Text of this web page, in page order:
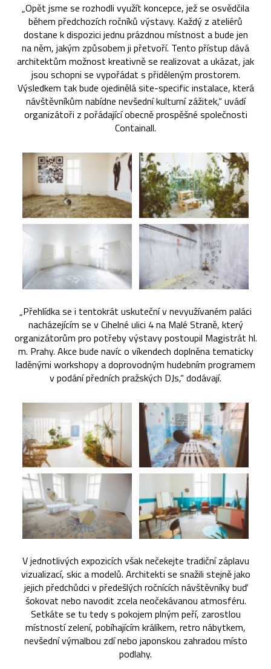
„Opět jsme se rozhodli využít koncepce, jež se osvědčila
během předchozích ročníků výstavy. Každý z ateliérů
dostane k dispozici jednu prázdnou místnost a bude jen
na něm, jakým způsobem ji přetvoří. Tento přístup dává
architektům možnost kreativně se realizovat a ukázat, jak
jsou schopni se vypořádat s přiděleným prostorem.
Výsledkem tak bude ojedinělá site-specific instalace, která
návštěvníkům nabídne nevšední kulturní zážitek,“ uvádí
organizátoři z pořádající obecně prospěšné společnosti
Containall.
„Přehlídka se i tentokrát uskuteční v nevyužívaném paláci
nacházejícím se v Cihelné ulici 4 na Malé Straně, který
organizátorům pro potřeby výstavy postoupil Magistrát hl.
m. Prahy. Akce bude navíc o víkendech doplněna tematicky
laděnými workshopy a doprovodným hudebním programem
v podání předních pražských DJs,“ dodávají.
V jednotlivých expozicích však nečekejte tradiční záplavu
vizualizací, skic a modelů. Architekti se snažili stejně jako
jejich předchůdci v předešlých ročnících návštěvníky buď
šokovat nebo navodit zcela neočekávanou atmosféru.
Setkáte se tu tedy s pokojem plným peří, zarostlou
místností zelení, pobíhajícím králíkem, retro nábytkem,
nevšední výmalbou zdí nebo japonskou zahradou místo
podlahy.